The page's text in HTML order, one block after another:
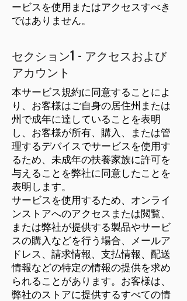
ービスを使用またはアクセスすべき
ではありません。
セクション1 - アクセスおよび
アカウント
本サービス規約に同意することによ
り、お客様はご自身の居住州または
州で成年に達していることを表明
し、お客様が所有、購入、または管
理するデバイスでサービスを使用す
るため、未成年の扶養家族に許可を
与えることを弊社に同意したことを
表明します。
サービスを使用するため、オンライ
ンストアへのアクセスまたは閲覧、
または弊社が提供する製品やサービ
スの購入などを行う場合、メールア
ドレス、請求情報、支払情報、配送
情報などの特定の情報の提供を求め
られることがあります。お客様は、
弊社のストアに提供するすべての情